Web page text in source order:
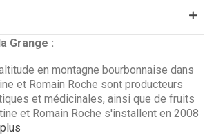
avis)
Grange :
en montagne bourbonnaise dans
et Romain Roche sont producteurs
et médicinales, ainsi que de fruits
et Romain Roche s'installent en 2008